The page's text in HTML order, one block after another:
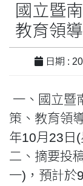
國立暨
教育領
日期 :
一、 國立暨
策、教育領
年10月23日
二、 摘要投
一)，預計於